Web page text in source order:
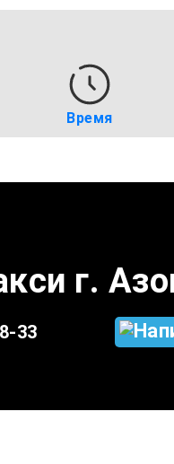
Время
г.
33